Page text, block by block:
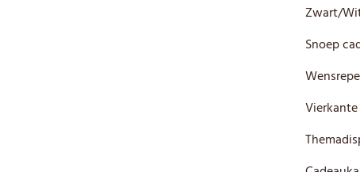
Zwart/
Snoep